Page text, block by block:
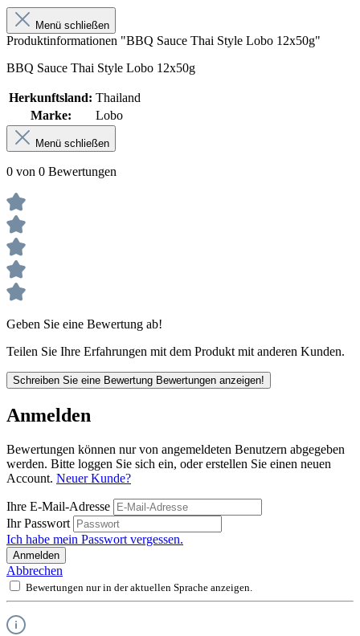
Menü schließen
Produktinformationen "BBQ Sauce Thai Style Lobo 12x50g"
BBQ Sauce Thai Style Lobo 12x50g
Herkunftsland: Thailand
Marke:
Lobo
Menü schließen
0 von 0 Bewertungen
Geben Sie eine Bewertung ab!
Teilen Sie Ihre Erfahrungen mit dem Produkt mit anderen Kunden.
Schreiben Sie eine Bewertung Bewertungen anzeigen!
Anmelden
Bewertungen können nur von angemeldeten Benutzern abgegeben
werden. Bitte loggen Sie sich ein, oder erstellen Sie einen neuen
Account. Neuer Kunde?
Ihre E-Mail-Adresse
Ihr Passwort
Ich habe mein Passwort vergessen.
Anmelden
Abbrechen
Bewertungen nur in der aktuellen Sprache anzeigen.